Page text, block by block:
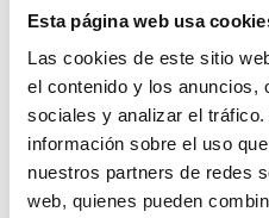
Esta página web usa
Las cookies de este sitio
el contenido y los anuncios,
sociales y analizar el
información sobre el uso
nuestros partners de redes
web, quienes pueden